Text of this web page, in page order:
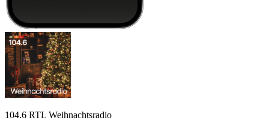
104.6 RTL Weihnachtsradio